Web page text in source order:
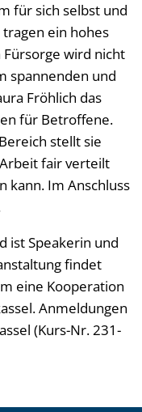
für sich selbst und
ein hohes
Fürsorge wird nicht
spannenden und
Fröhlich das
für Betroffene.
stellt sie
fair verteilt
kann. Im Anschluss
ist Speakerin und
findet
eine Kooperation
Anmeldungen
(Kurs-Nr. 231-